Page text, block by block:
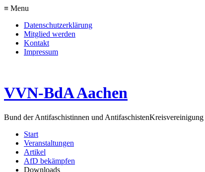
≡ Menu
Datenschutzerklärung
Mitglied werden
Kontakt
Impressum
VVN-BdA Aachen
Bund der Antifaschistinnen und Antifaschisten
Start
Veranstaltungen
Artikel
AfD bekämpfen
Downloads